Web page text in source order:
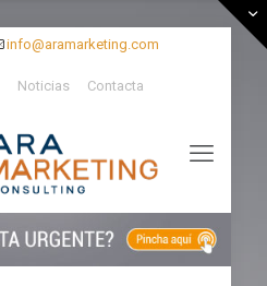
info@aramarketing.com
Noticias Contacta